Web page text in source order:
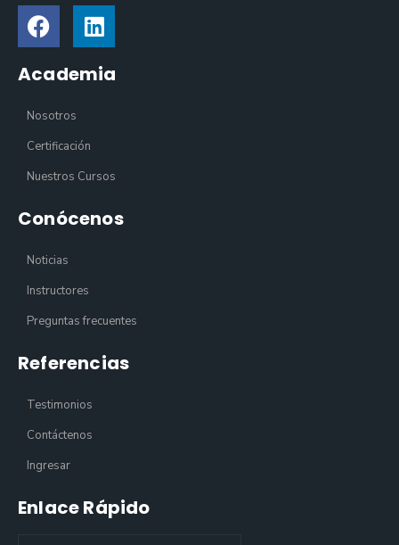
Academia
Nosotros
Certificación
Nuestros Cursos
Conócenos
Noticias
Instructores
Preguntas frecuentes
Referencias
Testimonios
Contáctenos
Ingresar
Enlace Rápido